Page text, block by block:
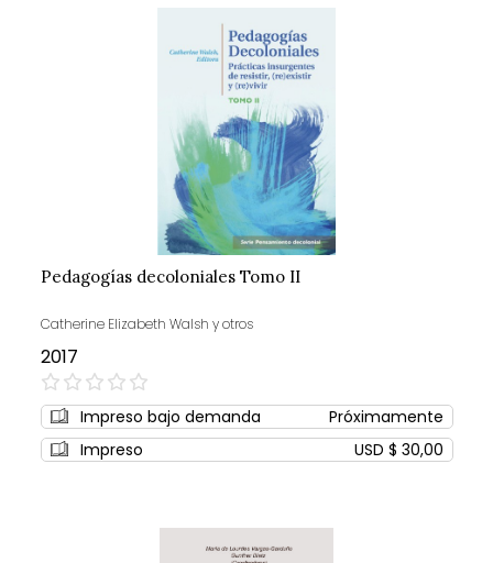
Pedagogías decoloniales Tomo II
Catherine Elizabeth Walsh y otros
2017
0%
Impreso bajo demanda
Próximamente
Impreso
USD $ 30,00